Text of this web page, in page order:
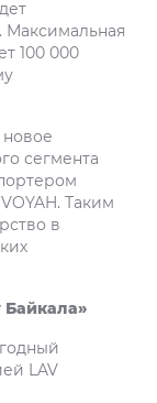
Максимальная
100 000
сегмента
Таким
в
LAV